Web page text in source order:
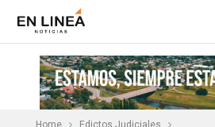
Home Edictos Judiciales